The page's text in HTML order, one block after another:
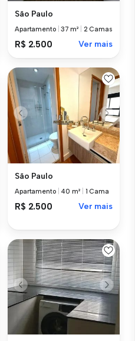
São Paulo
Apartamento |37 m² 2 Camas
R$ 2.500 Ver mais
São Paulo
Apartamento 40 m² 1 Cama
R$ 2.500 Ver mais